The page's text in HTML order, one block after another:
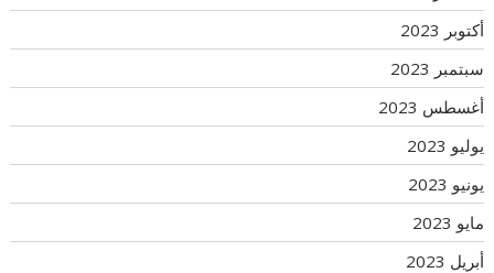
أكتوبر 2023
سبتمبر 2023
أغسطس 2023
يوليو 2023
يونيو 2023
مايو 2023
أبريل 2023